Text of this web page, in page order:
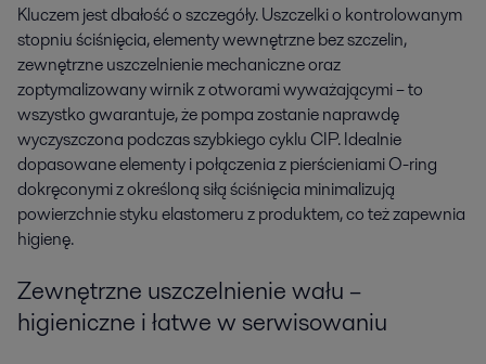
Kluczem jest dbałość o szczegóły. Uszczelki o kontrolowanym
stopniu ściśnięcia, elementy wewnętrzne bez szczelin,
zewnętrzne uszczelnienie mechaniczne oraz
zoptymalizowany wirnik z otworami wyważającymi – to
wszystko gwarantuje, że pompa zostanie naprawdę
wyczyszczona podczas szybkiego cyklu CIP. Idealnie
dopasowane elementy i połączenia z pierścieniami O-ring
dokręconymi z określoną siłą ściśnięcia minimalizują
powierzchnie styku elastomeru z produktem, co też zapewnia
higienę.
Zewnętrzne uszczelnienie wału –
higieniczne i łatwe w serwisowaniu